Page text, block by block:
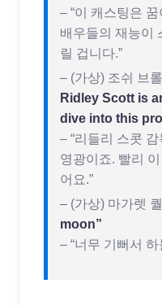
– “이 캐스팅은
배우들의 재능이
릴 겁니다.”
– (가상) 조쉬 브
Ridley Scott is
dive into this
– “리들리 스콧
영광이죠. 빨리
어요.”
– (가상) 마가렛
moon”
– “너무 기뻐서